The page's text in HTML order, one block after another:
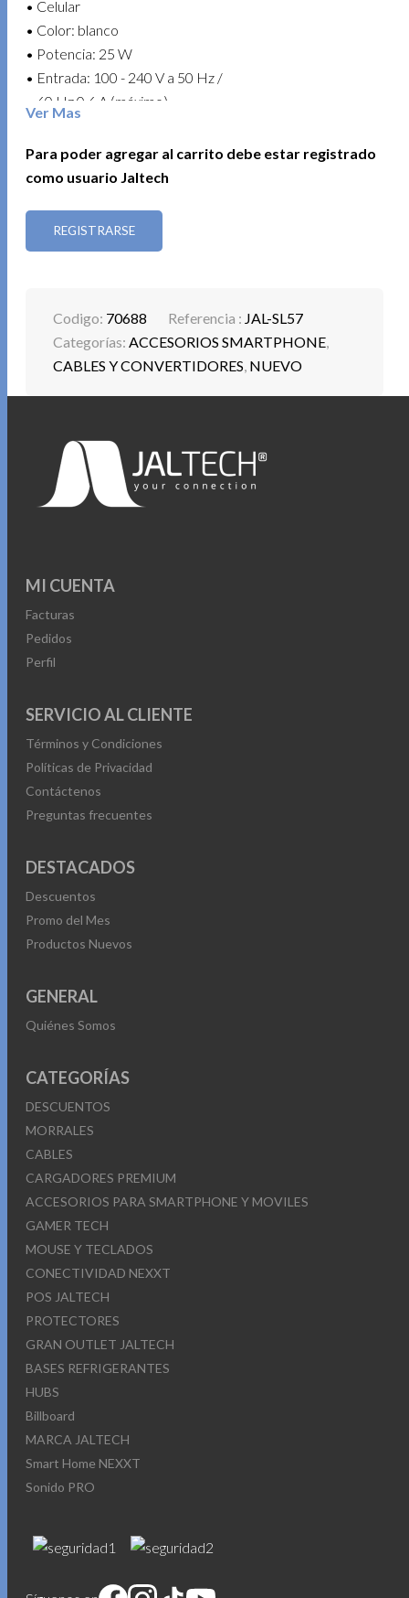
• Celular
• Color: blanco
• Potencia: 25 W
• Entrada: 100 - 240 V a 50 Hz /
• 60 Hz 0.6 A (máximo)
• PD25 W max: DC 5 V 3 A / 9 V
• 2.77 A /12 V 2.10 A
• 11.0 V / 2.75 A
Un equipo práctico, confiable y perfecto para el uso
diario.
Ver Mas
Para poder agregar al carrito debe estar registrado
como usuario Jaltech
REGISTRARSE
Codigo: 70688 Referencia : JAL-SL57
Categorías: ACCESORIOS SMARTPHONE
CABLES Y CONVERTIDORES NUEVO
MI CUENTA
Facturas
Pedidos
Perfil
SERVICIO AL CLIENTE
Términos y Condiciones
Políticas de Privacidad
Contáctenos
Preguntas frecuentes
DESTACADOS
Descuentos
Promo del Mes
Productos Nuevos
GENERAL
Quiénes Somos
CATEGORÍAS
DESCUENTOS
MORRALES
CABLES
CARGADORES PREMIUM
ACCESORIOS PARA SMARTPHONE Y MOVILES
GAMER TECH
MOUSE Y TECLADOS
CONECTIVIDAD NEXXT
POS JALTECH
PROTECTORES
GRAN OUTLET JALTECH
BASES REFRIGERANTES
HUBS
Billboard
MARCA JALTECH
Smart Home NEXXT
Sonido PRO